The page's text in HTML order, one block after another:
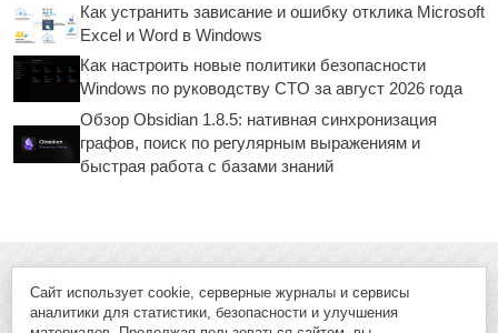
Как устранить зависание и ошибку отклика Microsoft
Excel и Word в Windows
Как настроить новые политики безопасности
Windows по руководству CTO за август 2026 года
Обзор Obsidian 1.8.5: нативная синхронизация
графов, поиск по регулярным выражениям и
быстрая работа с базами знаний
Сайт использует cookie, серверные журналы и сервисы
аналитики для статистики, безопасности и улучшения